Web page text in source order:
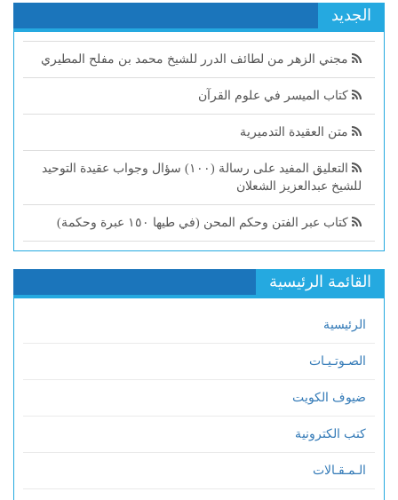
الجديد
مجني الزهر من لطائف الدرر للشيخ محمد بن مفلح المطيري
كتاب الميسر في علوم القرآن
متن العقيدة التدميرية
التعليق المفيد على رسالة (١٠٠) سؤال وجواب عقيدة التوحيد
للشيخ عبدالعزيز الشعلان
كتاب عبر الفتن وحكم المحن (في طيها ١٥٠ عبرة وحكمة)
القائمة الرئيسية
الرئيسية
الصـوتـيـات
ضيوف الكويت
كتب الكترونية
الـمـقـالات